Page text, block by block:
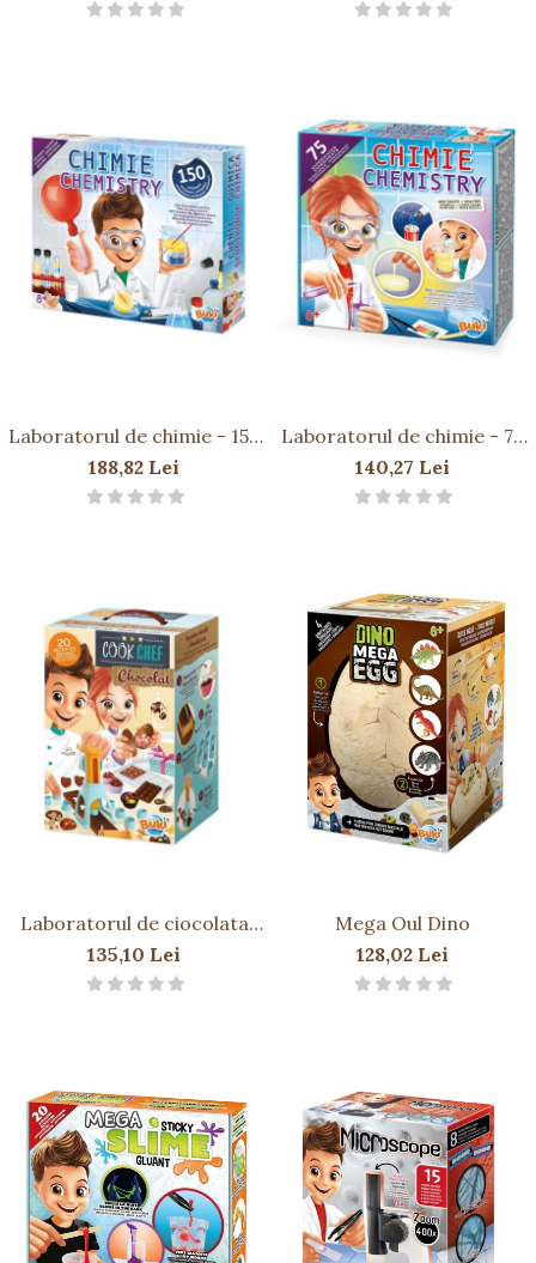
Laboratorul de chimie - 150
de experimente
188,82 Lei
Laboratorul de chimie - 75
de experimente
140,27 Lei
Laboratorul de ciocolata
NEW
135,10 Lei
Mega Oul Dino
128,02 Lei